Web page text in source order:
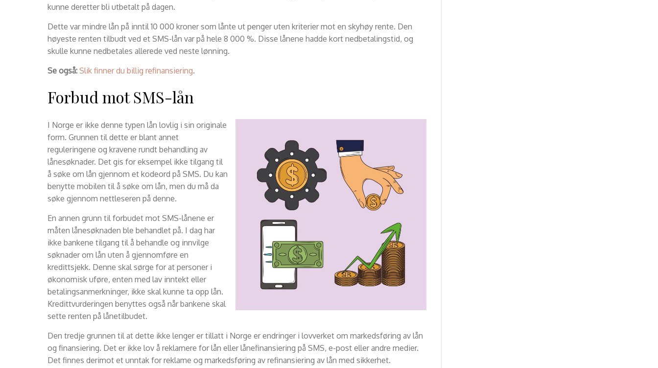
kunne deretter bli utbetalt på dagen.
Dette var mindre lån på inntil 10 000 kroner som lånte ut penger uten kriterier mot en skyhøy rente. Den
høyeste renten tilbudt ved et SMS-lån var på hele 8 000 %. Disse lånene hadde kort nedbetalingstid, og
skulle kunne nedbetales allerede ved neste lønning.
Se også: Slik finner du billig refinansiering.
Forbud mot SMS-lån
I Norge er ikke denne typen lån lovlig i sin originale
form. Grunnen til dette er blant annet
reguleringene og kravene rundt behandling av
lånesøknader. Det gis for eksempel ikke tilgang til
å søke om lån gjennom et kodeord på SMS. Du kan
benytte mobilen til å søke om lån, men du må da
søke gjennom nettleseren på denne.
En annen grunn til forbudet mot SMS-lånene er
måten lånesøknaden ble behandlet på. I dag har
ikke bankene tilgang til å behandle og innvilge
søknader om lån uten å gjennomføre en
kredittsjekk. Denne skal sørge for at personer i
økonomisk uføre, enten med lav inntekt eller
betalingsanmerkninger, ikke skal kunne ta opp lån.
Kredittvurderingen benyttes også når bankene skal
sette renten på lånetilbudet.
Den tredje grunnen til at dette ikke lenger er tillatt i Norge er endringer i lovverket om markedsføring av lån
og finansiering. Det er ikke lov å reklamere for lån eller lånefinansiering på SMS, e-post eller andre medier.
Det finnes derimot et unntak for reklame og markedsføring av refinansiering av lån med sikkerhet.